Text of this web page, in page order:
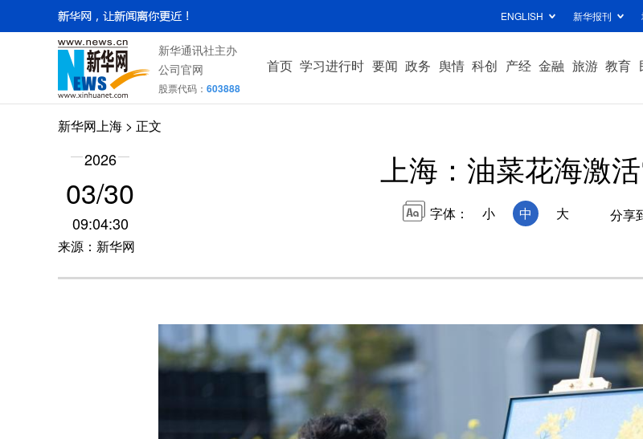
ENGLISH 新华报刊
新华通讯社主办
公司官网
股票代码： 603888
首页 学习进行时 要闻 政务 舆情 科创 产经 金融 旅游 教育
新华网上海 > 正文
2026
03/30
09:04:30
来源：新华网
上海：油菜花海激
字体： 小 中 大 分享